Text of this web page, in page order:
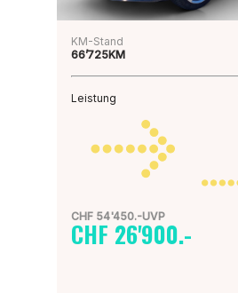
KM-Stand
66’725KM
Leistung
CHF 54'450.-UVP
CHF 26'900.-